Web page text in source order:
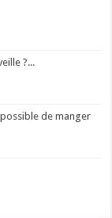
?...
de manger